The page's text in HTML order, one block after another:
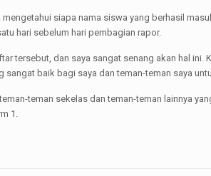
siapa nama siswa yang berhasil
hari sebelum hari pembagian rapor.
tersebut, dan saya sangat senang akan hal
sangat baik bagi saya dan teman-teman saya
teman sekelas dan teman-teman lainnya
1.